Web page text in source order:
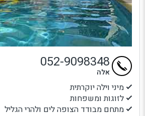
מיני וילה יוקרתית
לזוגות ומשפחות
מתחם מבודד הצופה לים ולהרי הגליל
052-9098348
אלה